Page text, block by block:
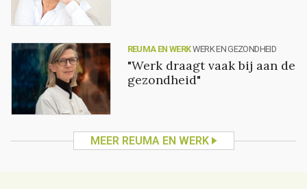
REUMA EN WERK WERK EN GEZONDHEID
"Werk draagt vaak bij aan de
gezondheid"
MEER REUMA EN WERK